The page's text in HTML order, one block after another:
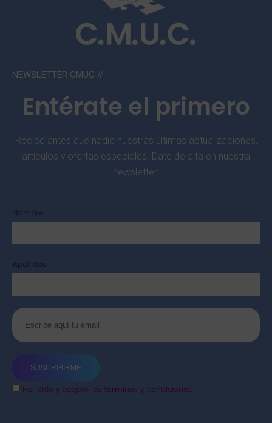
NEWSLETTER CMUC //
Entérate el primero
Recibe antes que nadie nuestras últimas actualizaciones,
artículos y ofertas especiales. Date de alta en nuestra
newsletter.
Nombre
Apellidos
He leído y acepto los términos y condiciones